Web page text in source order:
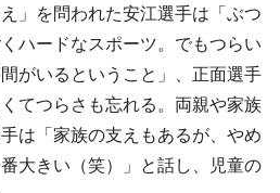
」を問われた安江選手は「ぶつ
ハードなスポーツ。でもつらい
がいるということ」、正面選手
てつらさも忘れる。両親や家族
は「家族の支えもあるが、やめ
大きい（笑）」と話し、児童の